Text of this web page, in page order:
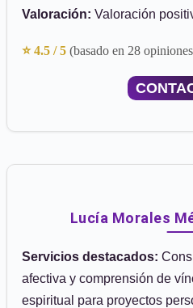
Valoración: Valoración
⭐ 4.5 / 5 (basado en 28
Lucía Morales
Servicios destacados:
afectiva y comprensión de
espiritual para proyectos